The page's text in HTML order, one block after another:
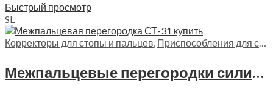
Быстрый просмотр
SL
Корректоры для стопы и пальцев, Приспособления для стопы
Межпальцевые перегородки силиконовые Trives, СТ-31